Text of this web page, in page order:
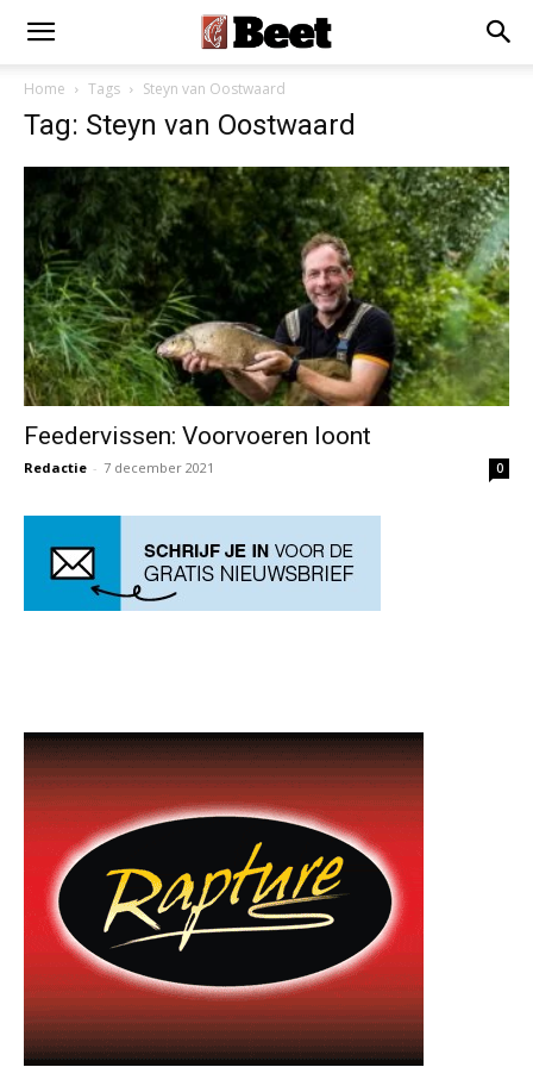
Home Tags Steyn van Oostwaard
Tag: Steyn van Oostwaard
Feedervissen: Voorvoeren loont
Redactie - 7 december 2021 0
Installeren